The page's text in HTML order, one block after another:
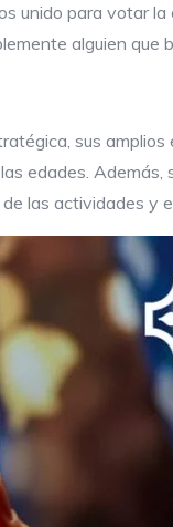
unido para votar
alguien que
sus
edades.
las actividades y